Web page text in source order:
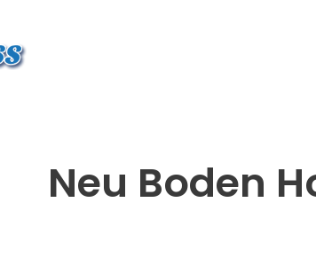
Neu Boden